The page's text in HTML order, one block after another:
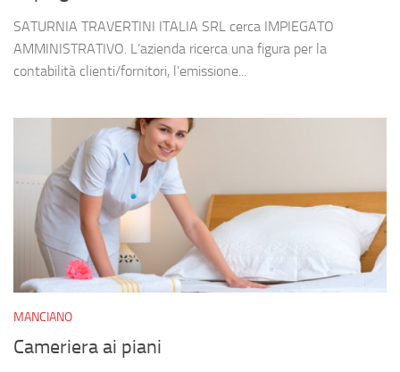
SATURNIA TRAVERTINI ITALIA SRL cerca IMPIEGATO
AMMINISTRATIVO. L’azienda ricerca una figura per la
contabilità clienti/fornitori, l’emissione...
MANCIANO
Cameriera ai piani